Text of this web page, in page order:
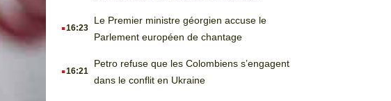
.16:23
Le Premier ministre géorgien accuse le
Parlement européen de chantage
.16:21
Petro refuse que les Colombiens s’engagent
dans le conflit en Ukraine